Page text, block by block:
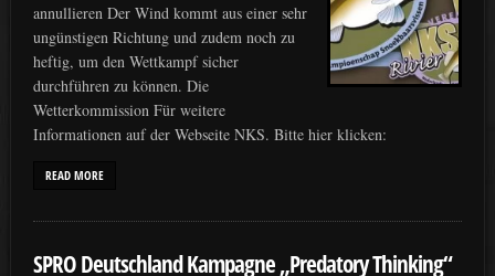
annullieren Der Wind kommt aus einer sehr
ungünstigen Richtung und zudem noch zu
heftig, um den Wettkampf sicher
durchführen zu können. Die
Wetterkommission Für weitere
Informationen auf der Webseite NKS. Bitte hier klicken:
READ MORE
SPRO Deutschland Kampagne „Predatory Thinking“